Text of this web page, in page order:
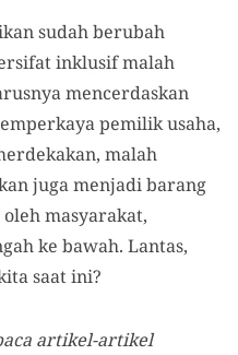
sudah berubah
inklusif malah
mencerdaskan
pemilik usaha,
malah
juga menjadi barang
masyarakat,
ke bawah. Lantas,
saat ini?
artikel-artikel